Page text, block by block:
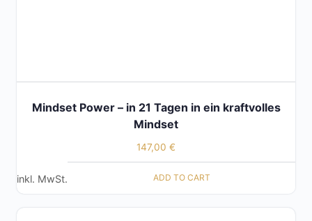
Mindset Power – in 21 Tagen in ein kraftvolles
Mindset
147,00 €
inkl. MwSt. ADD TO CART